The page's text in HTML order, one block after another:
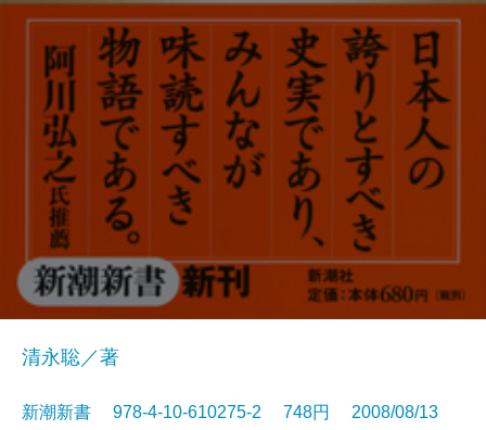
清永聡／著
新潮新書 978-4-10-610275-2 748円 2008/08/13